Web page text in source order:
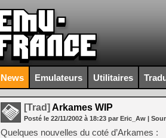
News Emulateurs Utilitaires
[Trad] Arkames WIP
Posté le 22/11/2002 à 18:23 par Eric_Aw |
Quelques nouvelles du coté d’Arkames :